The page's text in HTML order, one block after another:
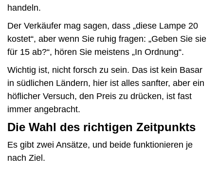
handeln.
Der Verkäufer mag sagen, dass „diese Lampe 20
kostet“, aber wenn Sie ruhig fragen: „Geben Sie sie
für 15 ab?“, hören Sie meistens „In Ordnung“.
Wichtig ist, nicht forsch zu sein. Das ist kein Basar
in südlichen Ländern, hier ist alles sanfter, aber ein
höflicher Versuch, den Preis zu drücken, ist fast
immer angebracht.
Die Wahl des richtigen Zeitpunkts
Es gibt zwei Ansätze, und beide funktionieren je
nach Ziel.